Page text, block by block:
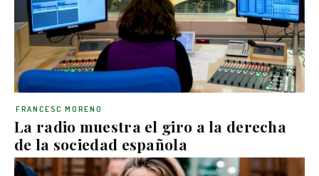
La radio muestra el giro a la derecha
de la sociedad española
FRANCESC MORENO